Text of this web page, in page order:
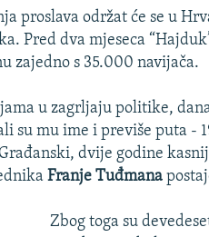
proslava održat će se u
Pred dva mjeseca
zajedno s 35.000 navijača.
u zagrljaju politike,
su mu ime i previše puta -
dvije godine
Franje Tuđmana
Zbog toga su